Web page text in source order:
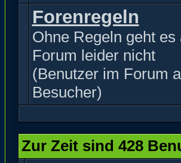
Forenregeln
Ohne Regeln geht
Forum leider nicht
(Benutzer im Forum
Besucher)
Zur Zeit sind 428